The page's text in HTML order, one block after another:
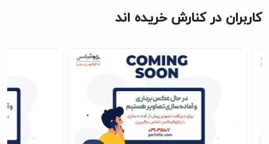
کاربران در کنارش خریده اند